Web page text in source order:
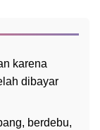
karena
dibayar
berdebu,